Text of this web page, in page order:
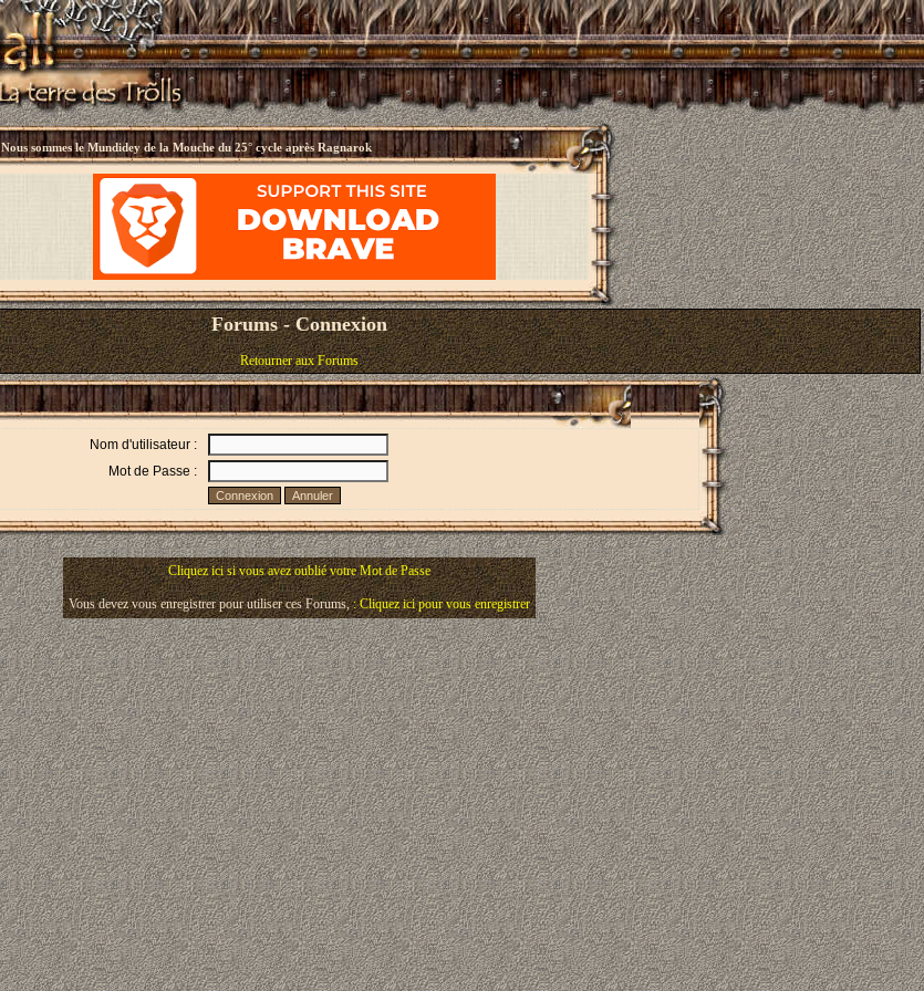
Nous sommes leMundidey de la Mouche du 25° cycle après Ragnarok
Forums - Connexion
Retourner aux Forums
Nom d'utilisateur :
Mot de Passe :
Cliquez ici si vous avez oublié votre Mot de Passe
Vous devez vous enregistrer pour utiliser ces Forums,: Cliquez ici pour vous enregistrer